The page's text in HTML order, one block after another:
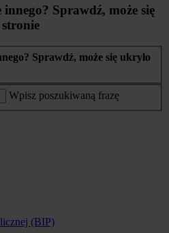
innego? Sprawdź, może się
stronie
Sprawdź, może się ukryło
Wpisz poszukiwaną frazę
(BIP)